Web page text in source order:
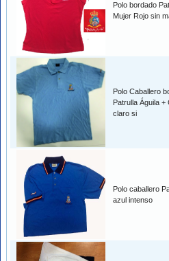
Polo bordado
Mujer Rojo sin
Polo Caballero
Patrulla Águila
claro si
Polo caballero
azul intenso